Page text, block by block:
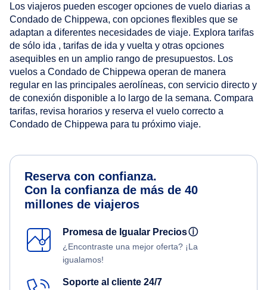
Los viajeros pueden escoger opciones de vuelo diarias a
Condado de Chippewa, con opciones flexibles que se
adaptan a diferentes necesidades de viaje. Explora tarifas
de sólo ida , tarifas de ida y vuelta y otras opciones
asequibles en un amplio rango de presupuestos. Los
vuelos a Condado de Chippewa operan de manera
regular en las principales aerolíneas, con servicio directo y
de conexión disponible a lo largo de la semana. Compara
tarifas, revisa horarios y reserva el vuelo correcto a
Condado de Chippewa para tu próximo viaje.
Reserva con confianza.
Con la confianza de más de 40
millones de viajeros
Promesa de Igualar Preciosⓘ
¿Encontraste una mejor oferta? ¡La
igualamos!
Soporte al cliente 24/7